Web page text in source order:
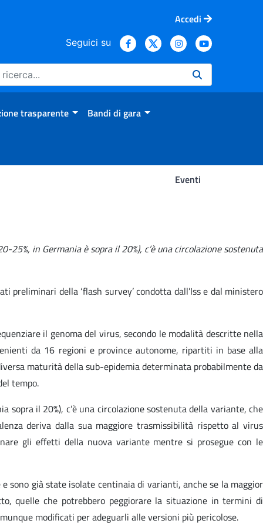
Accedi
Seguici su
trasparente Bandi di gara
Eventi
in Germania è sopra il 20%), c’è una circolazione sostenuta
preliminari della ‘flash survey’ condotta dall’Iss e dal ministero
il genoma del virus, secondo le modalità descritte nella
da 16 regioni e province autonome, ripartiti in base alla
maturità della sub-epidemia determinata probabilmente da
tempo.
sopra il 20%), c’è una circolazione sostenuta della variante, che
deriva dalla sua maggiore trasmissibilità rispetto al virus
gli effetti della nuova variante mentre si prosegue con le
sono già state isolate centinaia di varianti, anche se la maggior
quelle che potrebbero peggiorare la situazione in termini di
modificati per adeguarli alle versioni più pericolose.